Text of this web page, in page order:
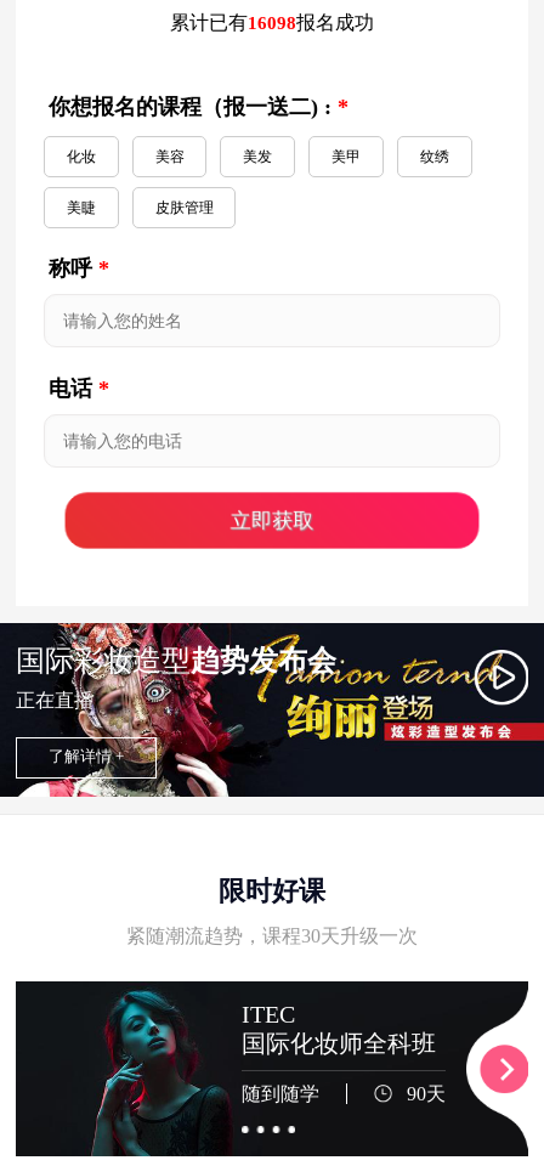
累计已有16098报名成功
你想报名的课程（报一送二) : *
化妆 美容 美发 美甲 纹绣
美睫 皮肤管理
称呼 *
电话 *
国际彩妆造型趋势发布会
正在直播
了解详情 +
限时好课
紧随潮流趋势，课程30天升级一次
ITEC
国际化妆师全科班
随到随学 90天